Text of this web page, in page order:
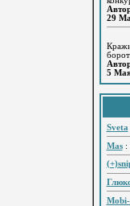
29
5
Sveta
Mas: